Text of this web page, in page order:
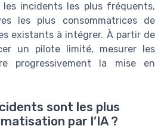
les incidents les plus fréquents,
les plus consommatrices de
existants à intégrer. À partir de
un pilote limité, mesurer les
progressivement la mise en
sont les plus
par l’IA ?